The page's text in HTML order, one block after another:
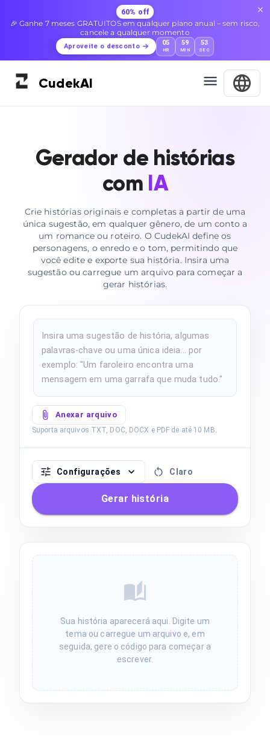
60% off
🎉 Ganhe 7 meses GRATUITOS em qualquer plano anual – sem risco,
cancele a qualquer momento
Aproveite o desconto 05
HR
59
MIN
52
SEC
CudekAI
Gerador de histórias
com IA
Crie histórias originais e completas a partir de uma
única sugestão, em qualquer gênero, de um conto a
um romance ou roteiro. O CudekAI define os
personagens, o enredo e o tom, permitindo que
você edite e exporte sua história. Insira uma
sugestão ou carregue um arquivo para começar a
gerar histórias.
Anexar arquivo
Suporta arquivos TXT, DOC, DOCX e PDF de até 10 MB.
Configurações Claro
Gerar história
Sua história aparecerá aqui. Digite um
tema ou carregue um arquivo e, em
seguida, gere o código para começar a
escrever.